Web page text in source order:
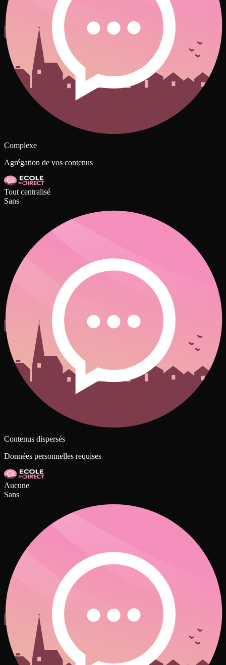
Complexe
Agrégation de vos contenus
Tout centralisé
Sans
Contenus dispersés
Données personnelles requises
Aucune
Sans